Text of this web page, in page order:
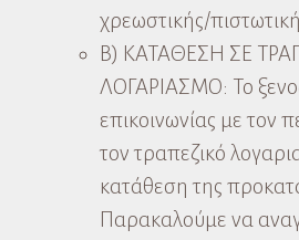
χρεωστικής/
Β) ΚΑΤΑΘΕΣΗ ΣΕ
ΛΟΓΑΡΙΑΣΜΟ: Το
επικοινωνίας με τον
τον τραπεζικό
κατάθεση της
Παρακαλούμε να